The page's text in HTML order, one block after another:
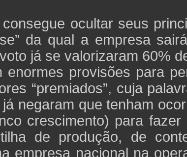
ocultar seus
da qual a empresa
já se valorizaram 60%
provisões para
“premiados”, cuja
negaram que tenham
crescimento) para fazer
de produção, de
empresa nacional na